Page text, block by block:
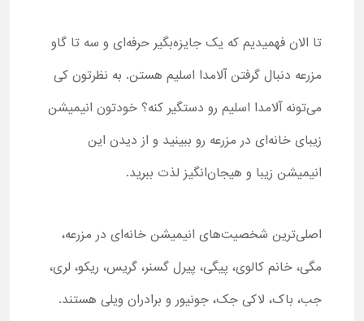
تا الان فهمیدیم که یک جایزه‌بگیر حرفه‌ای و سه تا گاو
مزرعه دنبال گرفتن آلامدا اسلیم هستن. به نظرتون کی
می‌تونه آلامدا اسلیم رو دستگیر کنه؟ خودتون انیمیشن
زیبای خانه‌ای در مزرعه رو ببینید و از دیدن این
انیمیشن زیبا و هیجان‌انگیز لذت ببرید.
اصلی‌ترین شخصیت‌های انیمیشن خانه‌ای در مزرعه،
مگی، خانم کالوی، پیگی، پیرل گسنر، گریس، ریکو، لری،
جب، باک، لاکی جک، جونیور و برادران ویلی هستند.